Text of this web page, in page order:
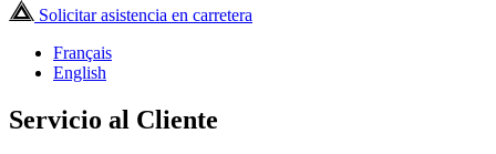
Solicitar asistencia en carretera
Français
English
Servicio al Cliente